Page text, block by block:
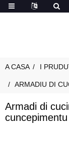
A CASA I
ARMADIU DI
Armadi di